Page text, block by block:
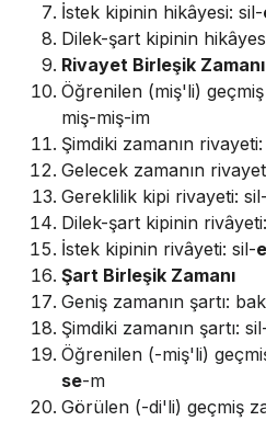
İstek kipinin hikâyesi: sil-
Dilek-şart kipinin
Rivayet Birleşik Zamanı
Öğrenilen (miş'li)
miş-miş-im
Şimdiki zamanın
Gelecek zamanın
Gereklilik kipi rivayeti: sil-
Dilek-şart kipinin
İstek kipinin rivâyeti: sil-e
Şart Birleşik Zamanı
Geniş zamanın şartı:
Şimdiki zamanın şartı:
Öğrenilen (-miş'li)
se-m
Görülen (-di'li) geçmiş